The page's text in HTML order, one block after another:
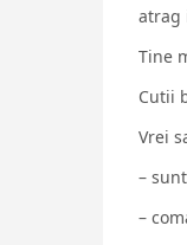
atrag
Tine
Cutii
Vrei
–
–